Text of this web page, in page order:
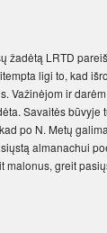
žadėtą LRTD
ligi to, kad
Važinėjom ir
Savaitės
po N. Metų
almanachui
malonus, greit